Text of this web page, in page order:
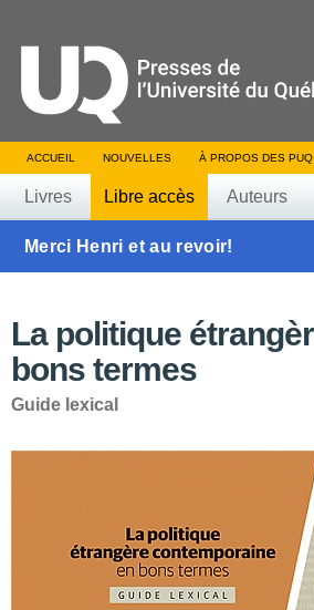
ACCUEIL NOUVELLES À PROPOS DES PUQ
Livres Libre accès Auteurs
Merci Henri et au revoir!
La politique
bons termes
Guide lexical